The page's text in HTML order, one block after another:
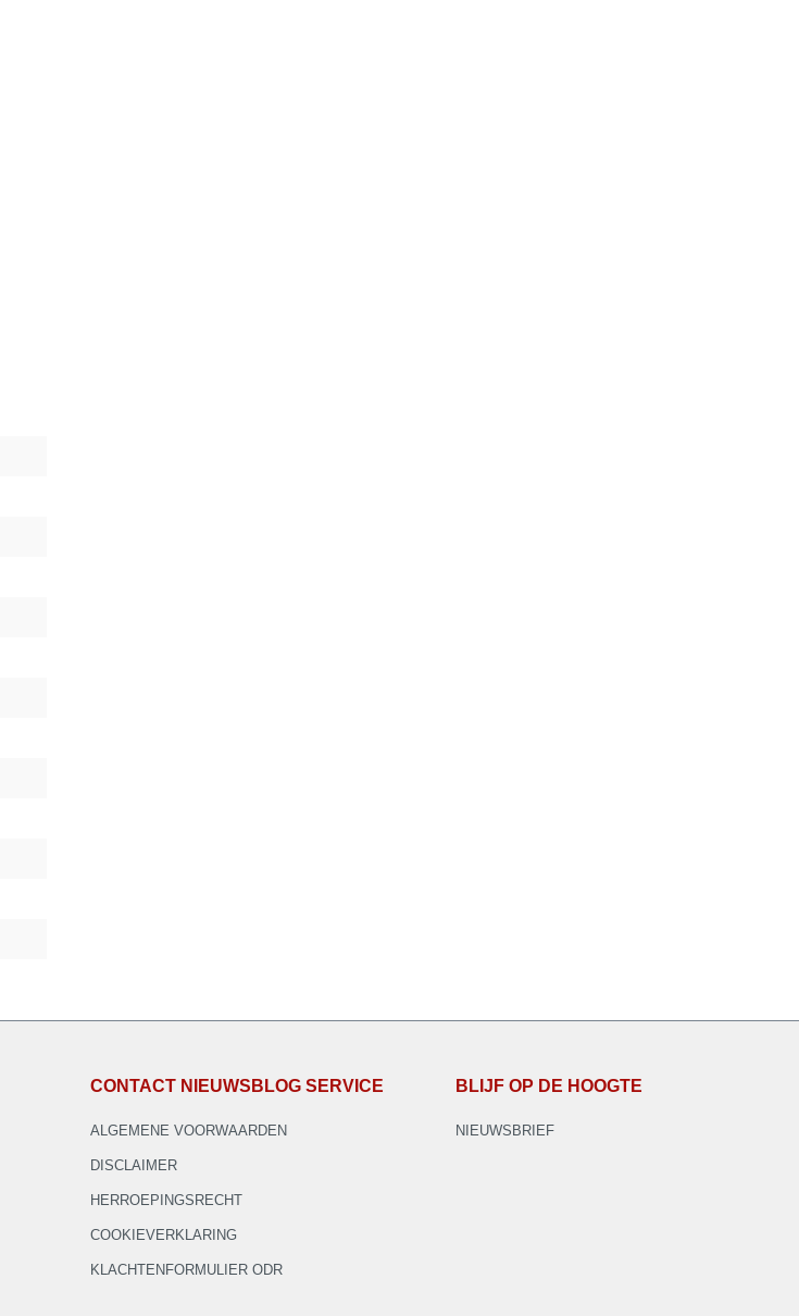
CONTACT NIEUWSBLOG SERVICE
ALGEMENE VOORWAARDEN
DISCLAIMER
HERROEPINGSRECHT
COOKIEVERKLARING
KLACHTENFORMULIER ODR
BLIJF OP DE HOOGTE
NIEUWSBRIEF